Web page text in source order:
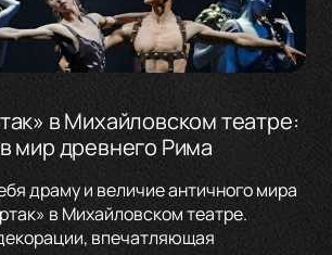
в Михайловском театре:
мир древнего Рима
драму и величие античного мира
в Михайловском театре.
впечатляющая